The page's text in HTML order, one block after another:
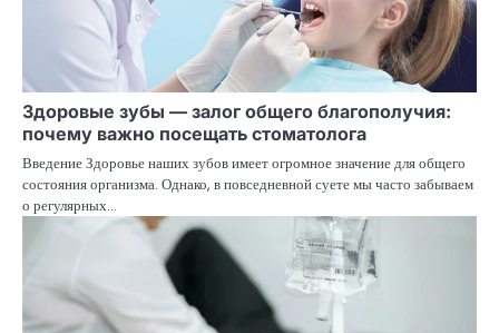
Здоровые зубы — залог общего благополучия:
почему важно посещать стоматолога
Введение Здоровье наших зубов имеет огромное значение для общего
состояния организма. Однако, в повседневной суете мы часто забываем
о регулярных…